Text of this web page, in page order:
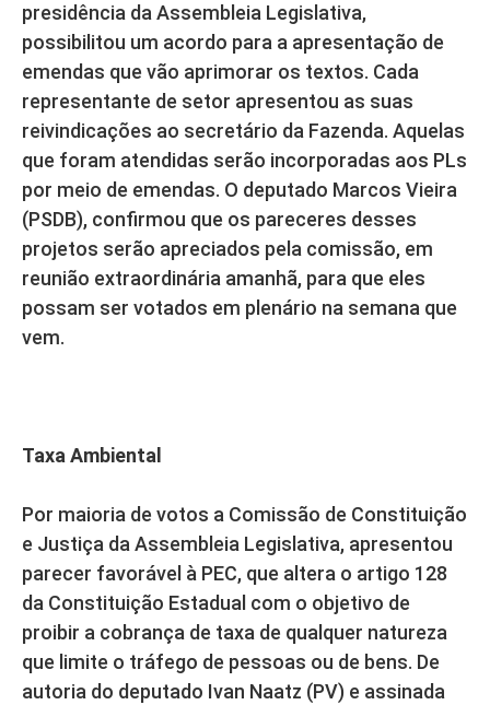
presidência da Assembleia Legislativa,
possibilitou um acordo para a apresentação de
emendas que vão aprimorar os textos. Cada
representante de setor apresentou as suas
reivindicações ao secretário da Fazenda. Aquelas
que foram atendidas serão incorporadas aos PLs
por meio de emendas. O deputado Marcos Vieira
(PSDB), confirmou que os pareceres desses
projetos serão apreciados pela comissão, em
reunião extraordinária amanhã, para que eles
possam ser votados em plenário na semana que
vem.
Taxa Ambiental
Por maioria de votos a Comissão de Constituição
e Justiça da Assembleia Legislativa, apresentou
parecer favorável à PEC, que altera o artigo 128
da Constituição Estadual com o objetivo de
proibir a cobrança de taxa de qualquer natureza
que limite o tráfego de pessoas ou de bens. De
autoria do deputado Ivan Naatz (PV) e assinada